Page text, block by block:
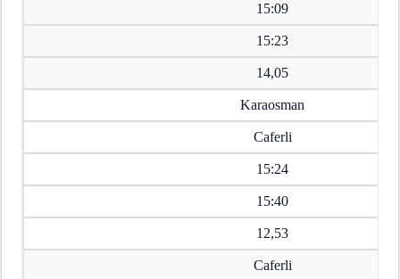
15:09
15:23
14,05
Karaosman
Caferli
15:24
15:40
12,53
Caferli